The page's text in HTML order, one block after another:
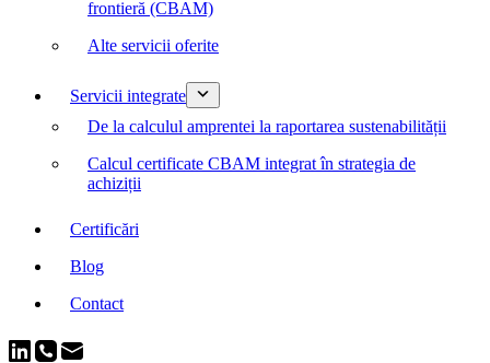
frontieră (CBAM)
Alte servicii oferite
Servicii integrate
De la calculul amprentei la raportarea sustenabilității
Calcul certificate CBAM integrat în strategia de
achiziții
Certificări
Blog
Contact